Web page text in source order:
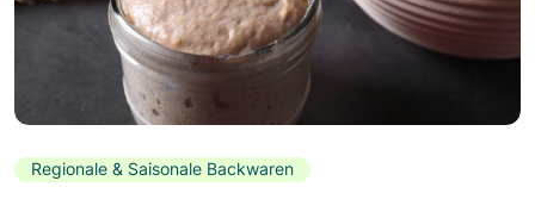
Regionale & Saisonale Backwaren